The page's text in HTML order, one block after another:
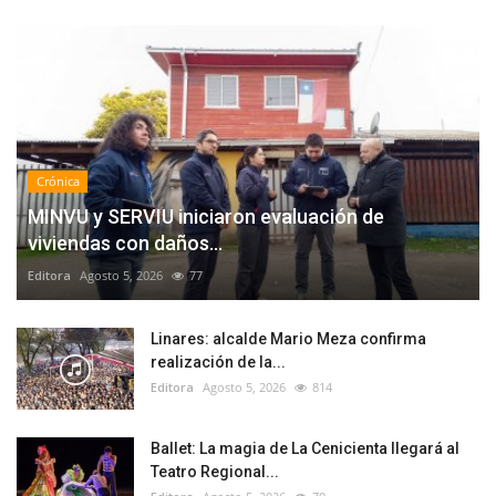
Crónica
MINVU y SERVIU iniciaron evaluación de
viviendas con daños...
Editora Agosto 5, 2026 77
Linares: alcalde Mario Meza confirma
realización de la...
Editora Agosto 5, 2026 814
Ballet: La magia de La Cenicienta llegará al
Teatro Regional...